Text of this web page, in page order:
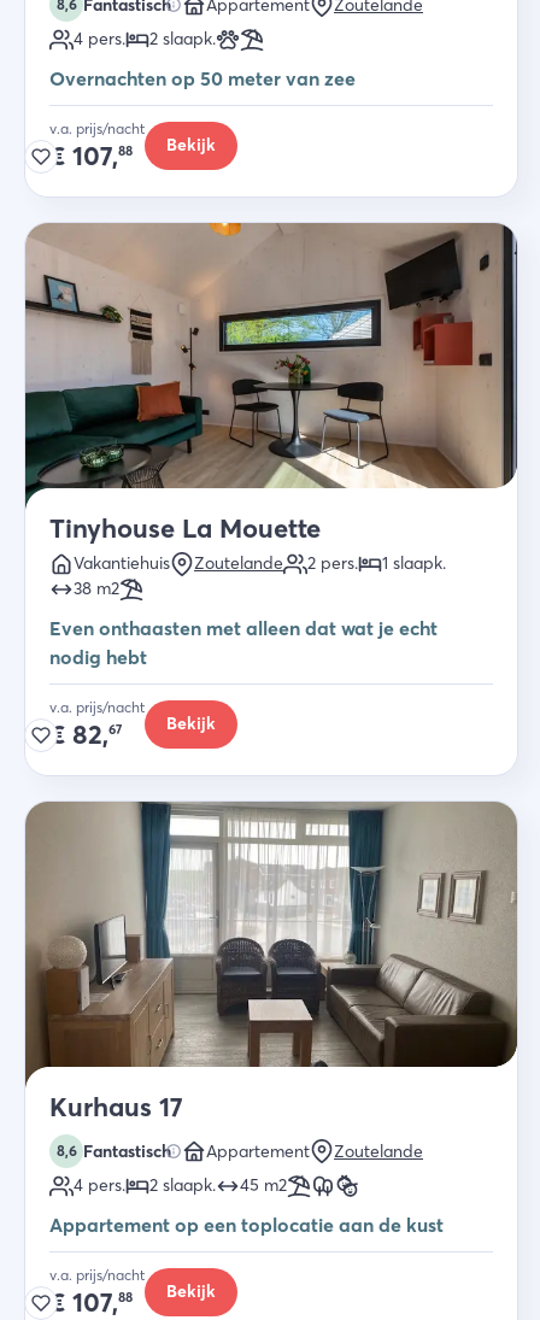
8,6
4 pers. 2 slaapk.
Overnachten op 50 meter van zee
v.a. prijs/nacht
€ 107,88 Bekijk
Tinyhouse La Mouette
Vakantiehuis Zoutelande 2 pers. 1 slaapk.
38 m2
Even onthaasten met alleen dat wat je echt
nodig hebt
v.a. prijs/nacht
€ 82,67 Bekijk
Kurhaus 17
8,6 Fantastisch Appartement
Zoutelande
4 pers. 2 slaapk. 45 m2
Appartement op een toplocatie aan de kust
v.a. prijs/nacht
€ 107,88 Bekijk